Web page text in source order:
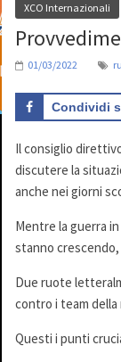
XCO Internazionali
01/03/2022
Condividi
Il consiglio
discutere la
anche nei giorni
Mentre la guerra
stanno
Due ruote
contro i team
Questi i punti